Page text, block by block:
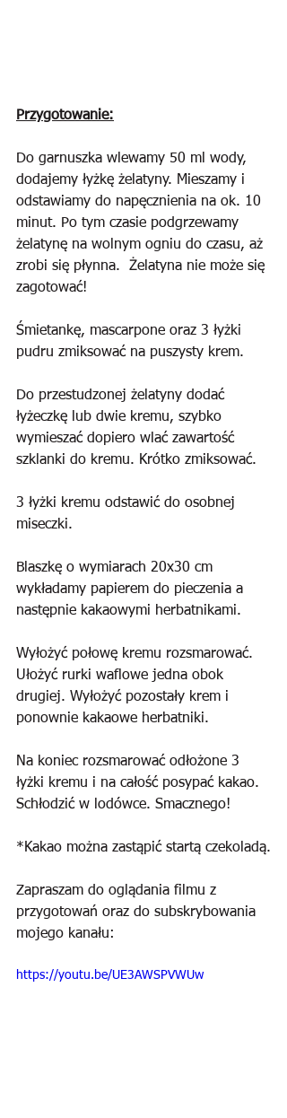
Przygotowanie:
Do garnuszka wlewamy 50 ml wody,
dodajemy łyżkę żelatyny. Mieszamy i
odstawiamy do napęcznienia na ok. 10
minut. Po tym czasie podgrzewamy
żelatynę na wolnym ogniu do czasu, aż
zrobi się płynna.  Żelatyna nie może się
zagotować!
Śmietankę, mascarpone oraz 3 łyżki
pudru zmiksować na puszysty krem.
Do przestudzonej żelatyny dodać
łyżeczkę lub dwie kremu, szybko
wymieszać dopiero wlać zawartość
szklanki do kremu. Krótko zmiksować.
3 łyżki kremu odstawić do osobnej
miseczki.
Blaszkę o wymiarach 20x30 cm
wykładamy papierem do pieczenia a
następnie kakaowymi herbatnikami.
Wyłożyć połowę kremu rozsmarować.
Ułożyć rurki waflowe jedna obok
drugiej. Wyłożyć pozostały krem i
ponownie kakaowe herbatniki.
Na koniec rozsmarować odłożone 3
łyżki kremu i na całość posypać kakao.
Schłodzić w lodówce. Smacznego!
*Kakao można zastąpić startą czekoladą.
Zapraszam do oglądania filmu z
przygotowań oraz do subskrybowania
mojego kanału:
https://youtu.be/UE3AWSPVWUw